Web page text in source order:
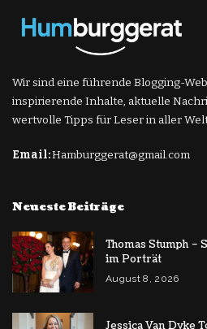
Wir sind eine führende Blogging-
inspirierende Inhalte, aktuelle
wertvolle Tipps für Leser in aller
Email:Hamburggerat@gmail.com
Neueste Beiträge
Thomas Stumph –
im Porträt
August 8, 2026
Jessica Van Dyke